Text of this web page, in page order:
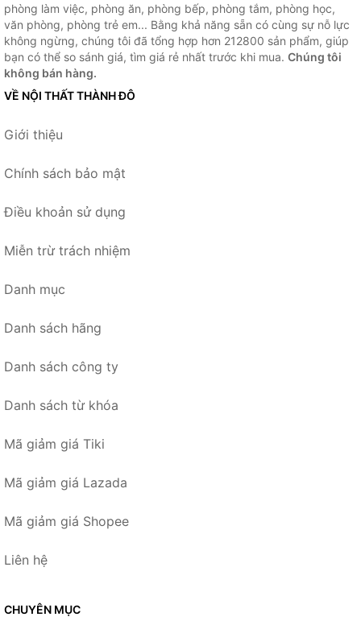
phòng làm việc, phòng ăn, phòng bếp, phòng tắm, phòng học,
văn phòng, phòng trẻ em... Bằng khả năng sẵn có cùng sự nỗ lực
không ngừng, chúng tôi đã tổng hợp hơn 212800 sản phẩm, giúp
bạn có thể so sánh giá, tìm giá rẻ nhất trước khi mua. Chúng tôi
không bán hàng.
VỀ NỘI THẤT THÀNH ĐÔ
Giới thiệu
Chính sách bảo mật
Điều khoản sử dụng
Miễn trừ trách nhiệm
Danh mục
Danh sách hãng
Danh sách công ty
Danh sách từ khóa
Mã giảm giá Tiki
Mã giảm giá Lazada
Mã giảm giá Shopee
Liên hệ
CHUYÊN MỤC